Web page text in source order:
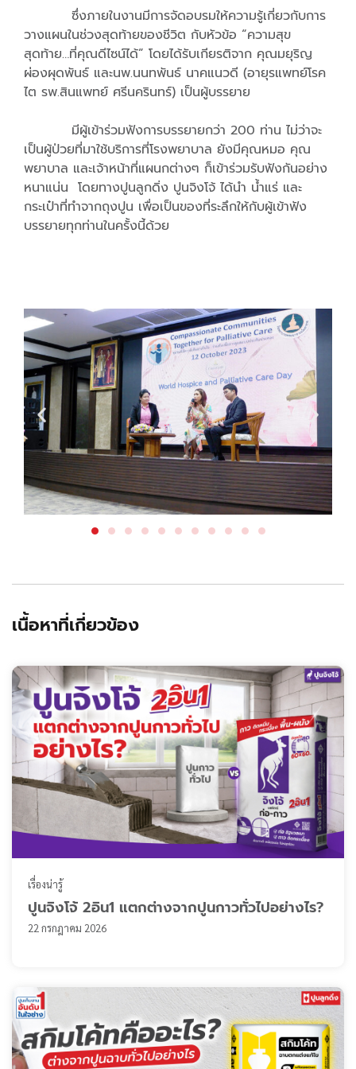
ซึ่งภายในงานมีการจัดอบรมให้ความรู้เกี่ยวกับการ
วางแผนในช่วงสุดท้ายของชีวิต กับหัวข้อ “ความสุข
สุดท้าย…ที่คุณดีไซน์ได้” โดยได้รับเกียรติจาก คุณมยุริญ
ผ่องผุดพันธ์ และนพ.นนทพันธ์ นาคแนวดี (อายุรแพทย์โรค
ไต รพ.สินแพทย์ ศรีนครินทร์) เป็นผู้บรรยาย
มีผู้เข้าร่วมฟังการบรรยายกว่า 200 ท่าน ไม่ว่าจะ
เป็นผู้ป่วยที่มาใช้บริการที่โรงพยาบาล ยังมีคุณหมอ คุณ
พยาบาล และเจ้าหน้าที่แผนกต่างๆ ก็เข้าร่วมรับฟังกันอย่าง
หนาแน่น โดยทางปูนลูกดิ่ง ปูนจิงโจ้ ได้นำ น้ำแร่ และ
กระเป๋าที่ทำจากถุงปูน เพื่อเป็นของที่ระลึกให้กับผู้เข้าฟัง
บรรยายทุกท่านในครั้งนี้ด้วย
เนื้อหาที่เกี่ยวข้อง
เรื่องน่ารู้
ปูนจิงโจ้ 2อิน1 แตกต่างจากปูนกาวทั่วไปอย่างไร?
22 กรกฎาคม 2026